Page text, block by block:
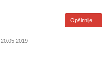
Opširnije...
20.05.2019